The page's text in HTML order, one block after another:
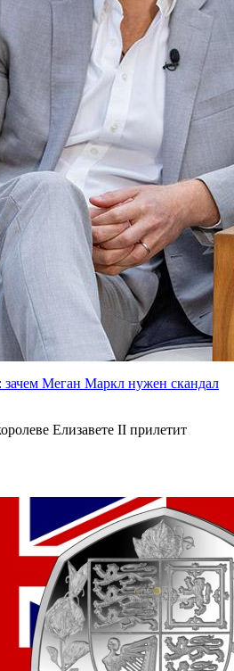
зачем Меган Маркл нужен скандал
Елизавете II прилетит